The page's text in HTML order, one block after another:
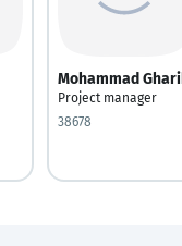
Mohammad
Project manager
38678